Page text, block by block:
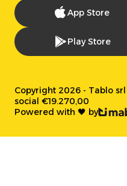
App Store
Play Store
Copyright 2026 - Tablo srl
social €19.270,00
Powered with 🖤 by